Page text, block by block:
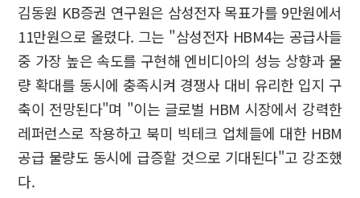
김동원 KB증권 연구원은 삼성전자 목표가를 9만원에서
11만원으로 올렸다. 그는 "삼성전자 HBM4는 공급사들
중 가장 높은 속도를 구현해 엔비디아의 성능 상향과 물
량 확대를 동시에 충족시켜 경쟁사 대비 유리한 입지 구
축이 전망된다"며 "이는 글로벌 HBM 시장에서 강력한
레퍼런스로 작용하고 북미 빅테크 업체들에 대한 HBM
공급 물량도 동시에 급증할 것으로 기대된다"고 강조했
다.